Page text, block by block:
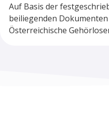
Auf Basis der
beiliegenden
Österreichische